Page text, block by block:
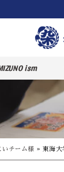
ism
いチーム様 »東海大